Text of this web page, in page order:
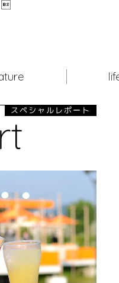

スペシャルレポート